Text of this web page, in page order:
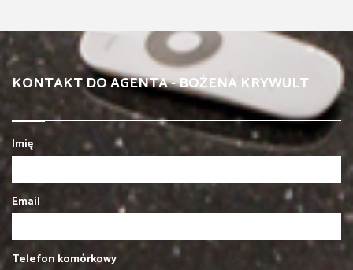
KONTAKT DO AGENTA - BOŻENA KRYWULT
Imię
Email
Telefon komórkowy